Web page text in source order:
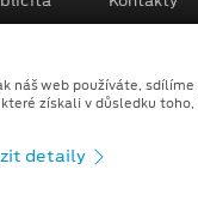
snímků (CGI)
náš web používáte, sdílíme
získali v důsledku toho,
detaily